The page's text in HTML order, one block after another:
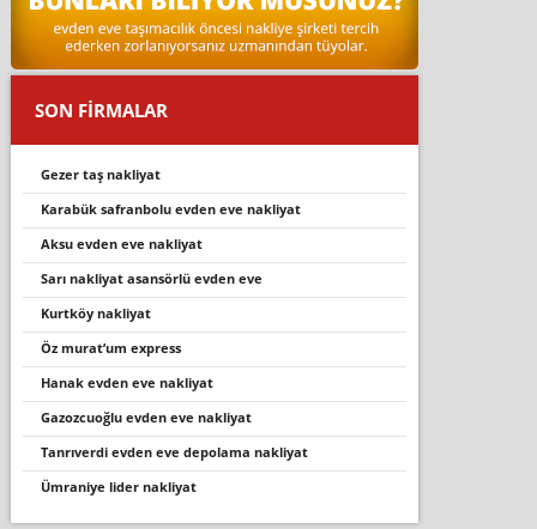
SON FİRMALAR
gezer taş nakli̇yat
karabük safranbolu evden eve nakliyat
aksu evden eve nakli̇yat
sarı nakliyat asansörlü evden eve
kurtköy nakliyat
öz murat’um express
hanak evden eve nakli̇yat
gazozcuoğlu evden eve nakliyat
tanriverdi̇ evden eve depolama nakli̇yat
ümraniye lider nakliyat